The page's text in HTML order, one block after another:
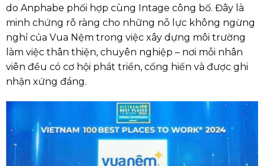
do Anphabe phối hợp cùng Intage công bố. Đây là
minh chứng rõ ràng cho những nỗ lực không ngừng
nghỉ của Vua Nệm trong việc xây dựng môi trường
làm việc thân thiện, chuyên nghiệp – nơi mỗi nhân
viên đều có cơ hội phát triển, cống hiến và được ghi
nhận xứng đáng.